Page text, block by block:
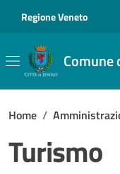
Regione Veneto
Comune
Home /
Turismo